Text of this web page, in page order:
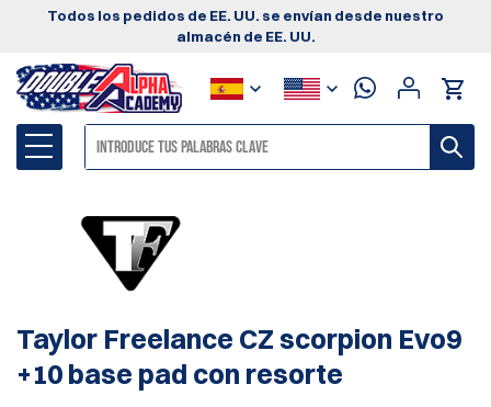
Todos los pedidos de EE. UU. se envían desde nuestro
almacén de EE. UU.
Taylor Freelance CZ scorpion Evo9
+10 base pad con resorte